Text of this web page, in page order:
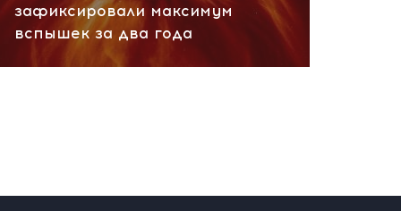
зафиксировали максимум
вспышек за два года